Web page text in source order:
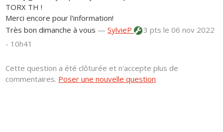
TORX TH !
Merci encore pour l'information!
Très bon dimanche à vous —SylvieP 3 ptsle 06 nov 2022
- 10h41
Cette question a été clôturée et n'accepte plus de
commentaires. Poser une nouvelle question